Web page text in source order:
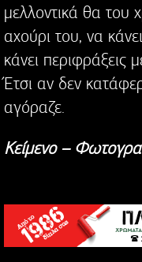
μελλοντικά θα του
αχούρι του, να
κάνει περιφράξεις
Έτσι αν δεν
αγόραζε.
Κείμενο –